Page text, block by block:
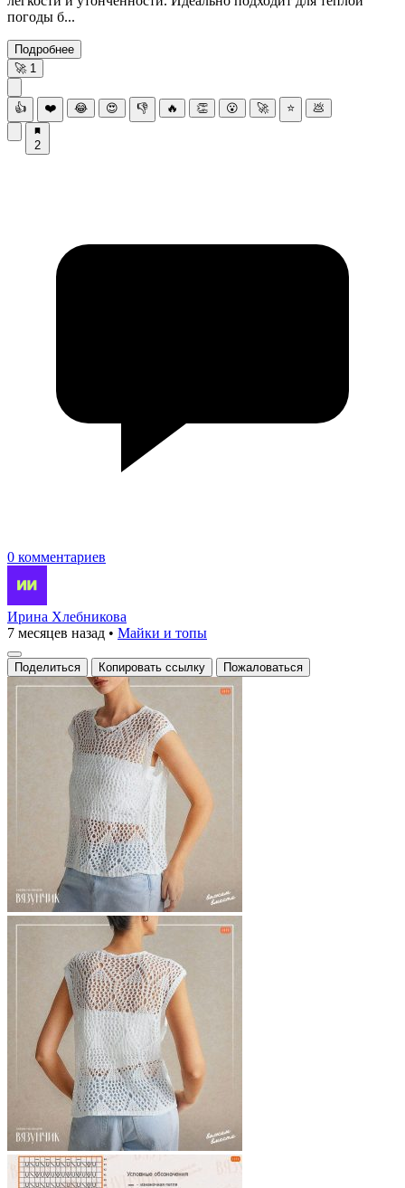
погоды б...
Подробнее
🚀 1
👍 ❤️ 😂 😍 👎 🔥 👏 😮 🚀 ⭐ 💩
2
0 комментариев
Ирина Хлебникова
7 месяцев назад • Майки и топы
Поделиться Копировать ссылку Пожаловаться